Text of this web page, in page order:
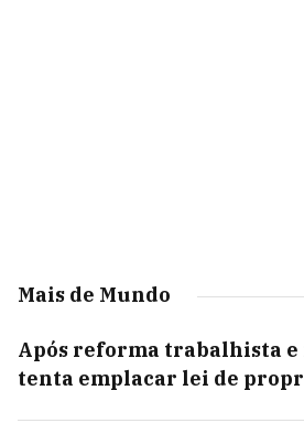
Mais de Mundo
Após reforma trabalhista e
tenta emplacar lei de